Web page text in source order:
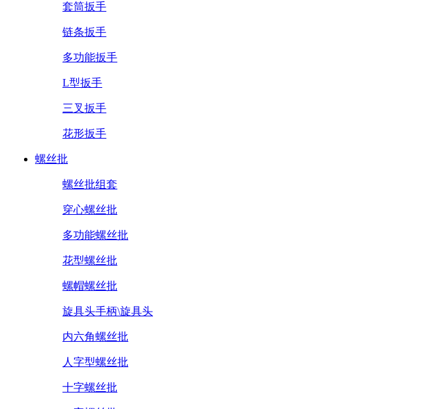
套筒扳手
链条扳手
多功能扳手
L型扳手
三叉扳手
花形扳手
螺丝批
螺丝批组套
穿心螺丝批
多功能螺丝批
花型螺丝批
螺帽螺丝批
旋具头手柄\旋具头
内六角螺丝批
人字型螺丝批
十字螺丝批